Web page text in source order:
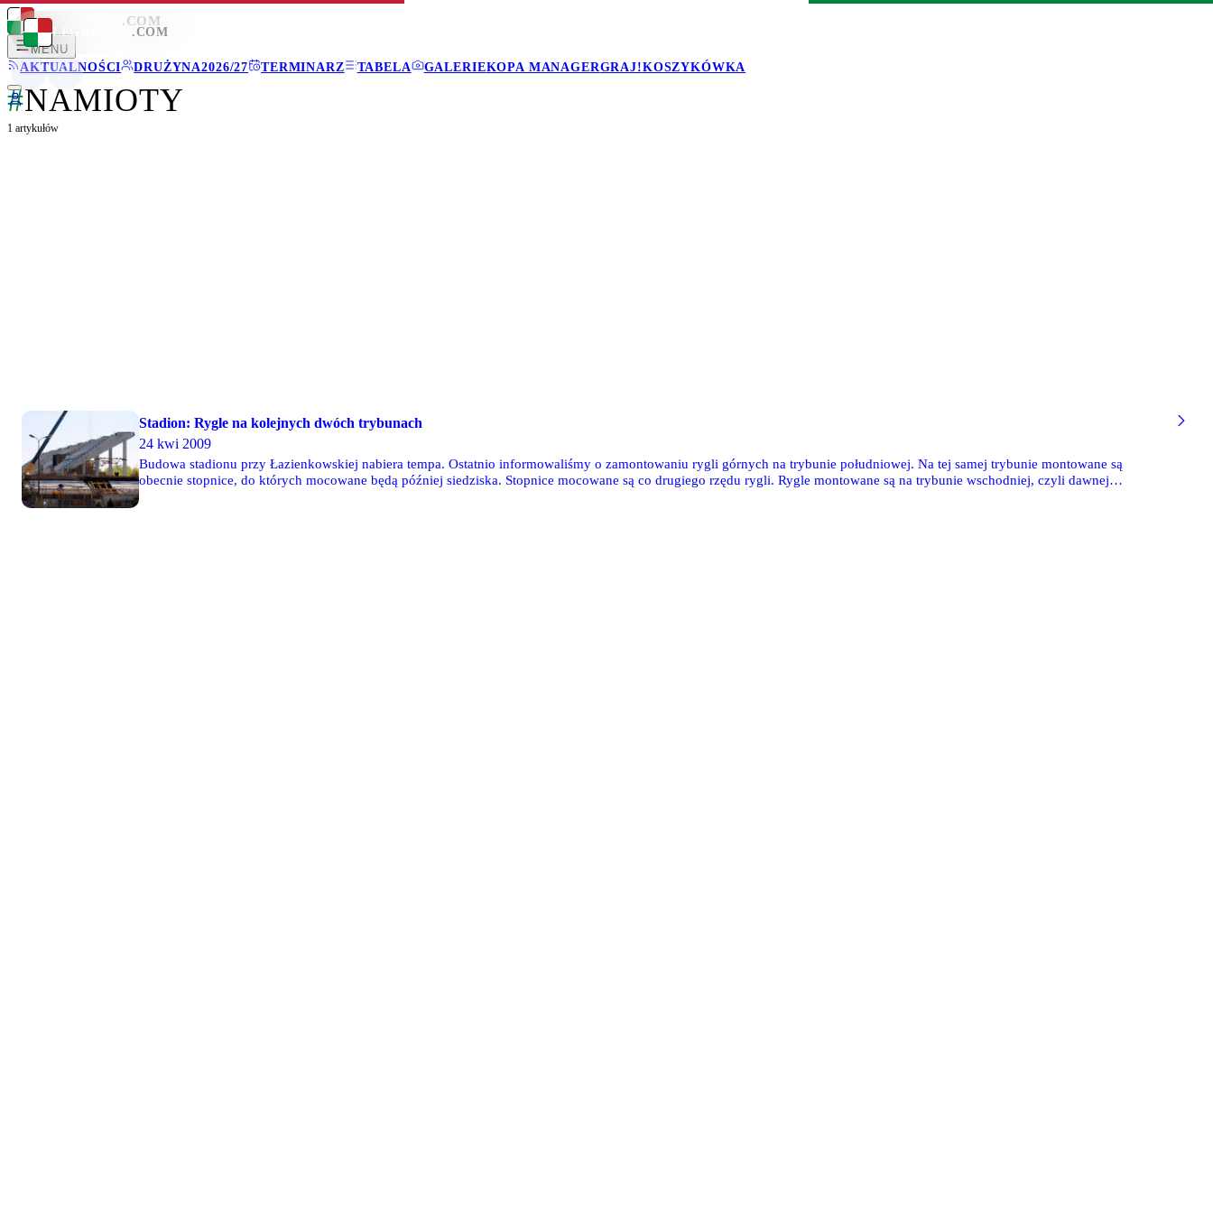
LEGIONISCI .COM
MENU
AKTUALNOŚCI
DRUŻYNA2026/27 TERMINARZ TABELA GALERIEKOPA MANAGERGRAJ!KOSZYKÓWKA
LEGIONISCI .COM
#NAMIOTY
1 artykułów
Stadion: Rygle na kolejnych dwóch trybunach
24 kwi 2009
Budowa stadionu przy Łazienkowskiej nabiera tempa. Ostatnio informowaliśmy o zamontowaniu rygli górnych na trybunie południowej. Na tej samej trybunie montowane są
obecnie stopnice, do których mocowane będą później siedziska. Stopnice mocowane są co drugiego rzędu rygli. Rygle montowane są na trybunie wschodniej, czyli dawnej